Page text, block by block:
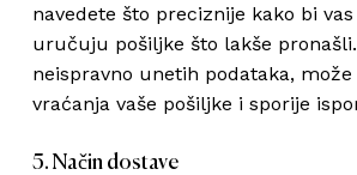
navedete što preciznije kako bi
uručuju pošiljke što lakše
neispravno unetih podataka, može
vraćanja vaše pošiljke i sporije
5. Način dostave